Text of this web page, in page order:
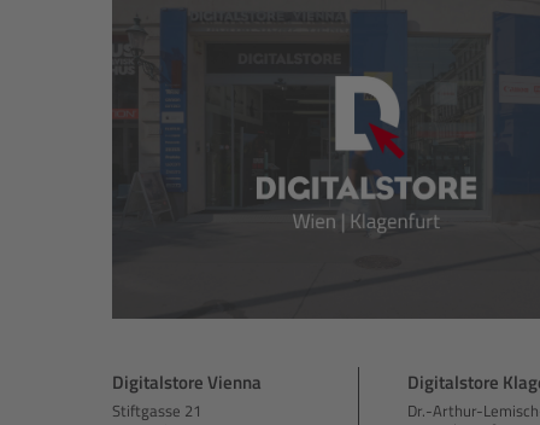
Digitalstore Vienna
Stiftgasse 21
Digitalstore
Dr.-Arthur-